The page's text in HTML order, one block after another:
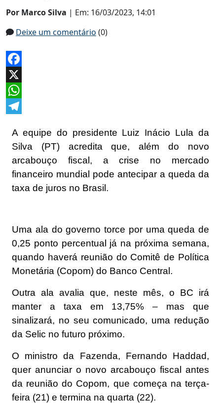
Por Marco Silva | Em: 16/03/2023, 14:01
Deixe um comentário (0)
Facebook
X
WhatsApp
A equipe do presidente Luiz Inácio Lula da
Silva (PT) acredita que, além do novo
arcabouço fiscal, a crise no mercado
financeiro mundial pode antecipar a queda da
taxa de juros no Brasil.
Uma ala do governo torce por uma queda de
0,25 ponto percentual já na próxima semana,
quando haverá reunião do Comitê de Política
Monetária (Copom) do Banco Central.
Outra ala avalia que, neste mês, o BC irá
manter a taxa em 13,75% – mas que
sinalizará, no seu comunicado, uma redução
da Selic no futuro próximo.
O ministro da Fazenda, Fernando Haddad,
quer anunciar o novo arcabouço fiscal antes
da reunião do Copom, que começa na terça-
feira (21) e termina na quarta (22).